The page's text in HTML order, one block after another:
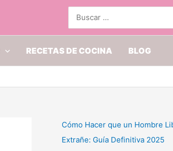
por:
RECETAS DE COCINA BLOG
Cómo Hacer que un Hombre
Extrañe: Guía Definitiva 2025